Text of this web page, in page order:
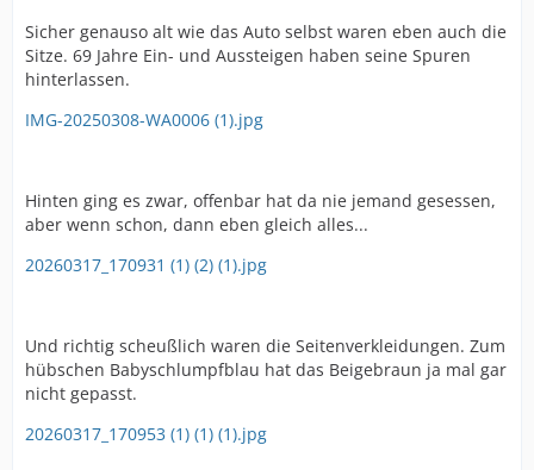
Sicher genauso alt wie das Auto selbst waren eben auch die
Sitze. 69 Jahre Ein- und Aussteigen haben seine Spuren
hinterlassen.
IMG-20250308-WA0006 (1).jpg
Hinten ging es zwar, offenbar hat da nie jemand gesessen,
aber wenn schon, dann eben gleich alles...
20260317_170931 (1) (2) (1).jpg
Und richtig scheußlich waren die Seitenverkleidungen. Zum
hübschen Babyschlumpfblau hat das Beigebraun ja mal gar
nicht gepasst.
20260317_170953 (1) (1) (1).jpg